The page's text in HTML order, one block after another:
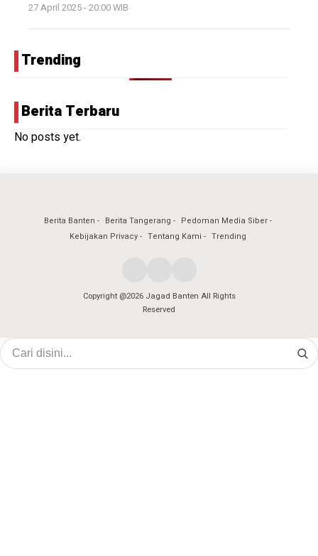
27 April 2025 - 20:00 WIB
Trending
Berita Terbaru
No posts yet.
Berita Banten Berita Tangerang
Pedoman Media Siber
Kebijakan Privacy
Tentang Kami Trending
Copyright @2026 Jagad Banten All Rights
Reserved